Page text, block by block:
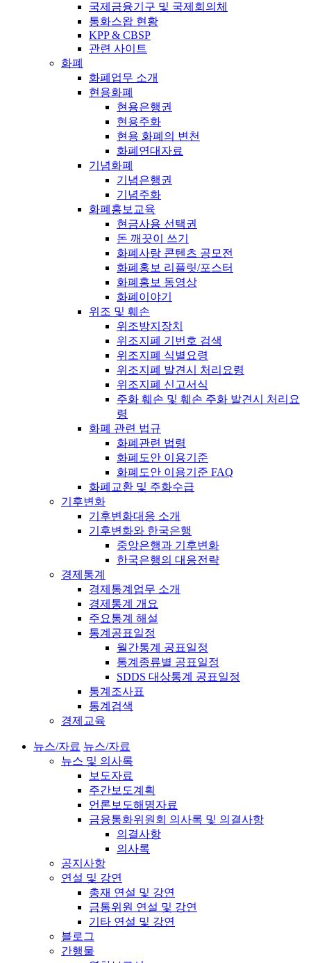
국제금융기구 및 국제회의체
통화스왑 현황
KPP & CBSP
관련 사이트
화폐
화폐업무 소개
현용화폐
현용은행권
현용주화
현용 화폐의 변천
화폐연대자료
기념화폐
기념은행권
기념주화
화폐홍보교육
현금사용 선택권
돈 깨끗이 쓰기
화폐사랑 콘텐츠 공모전
화폐홍보 리플릿/포스터
화폐홍보 동영상
화폐이야기
위조 및 훼손
위조방지장치
위조지폐 기번호 검색
위조지폐 식별요령
위조지폐 발견시 처리요령
위조지폐 신고서식
주화 훼손 및 훼손 주화 발견시 처리요
령
화폐 관련 법규
화폐관련 법령
화폐도안 이용기준
화폐도안 이용기준 FAQ
화폐교환 및 주화수급
기후변화
기후변화대응 소개
기후변화와 한국은행
중앙은행과 기후변화
한국은행의 대응전략
경제통계
경제통계업무 소개
경제통계 개요
주요통계 해설
통계공표일정
월간통계 공표일정
통계종류별 공표일정
SDDS 대상통계 공표일정
통계조사표
통계검색
경제교육
뉴스/자료 뉴스/자료
뉴스 및 의사록
보도자료
주간보도계획
언론보도해명자료
금융통화위원회 의사록 및 의결사항
의결사항
의사록
공지사항
연설 및 강연
총재 연설 및 강연
금통위원 연설 및 강연
기타 연설 및 강연
블로그
간행물